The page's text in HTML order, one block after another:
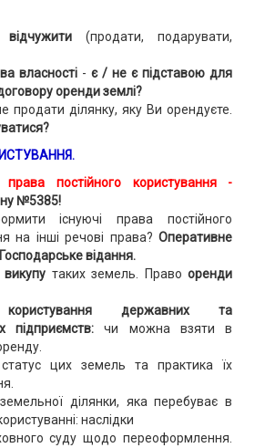
(продати, подарувати,
власності- є / не є підставою для
оренди землі?
продати ділянку, яку Ви орендуєте.
права постійного користування -
№5385!
існуючі права постійного
на інші речові права?Оперативне
відання.
таких земель. Право оренди
користування державних та
підприємств: чи можна взяти в
цих земель та практика їх
ділянки, яка перебуває в
наслідки
суду щодо переоформлення.